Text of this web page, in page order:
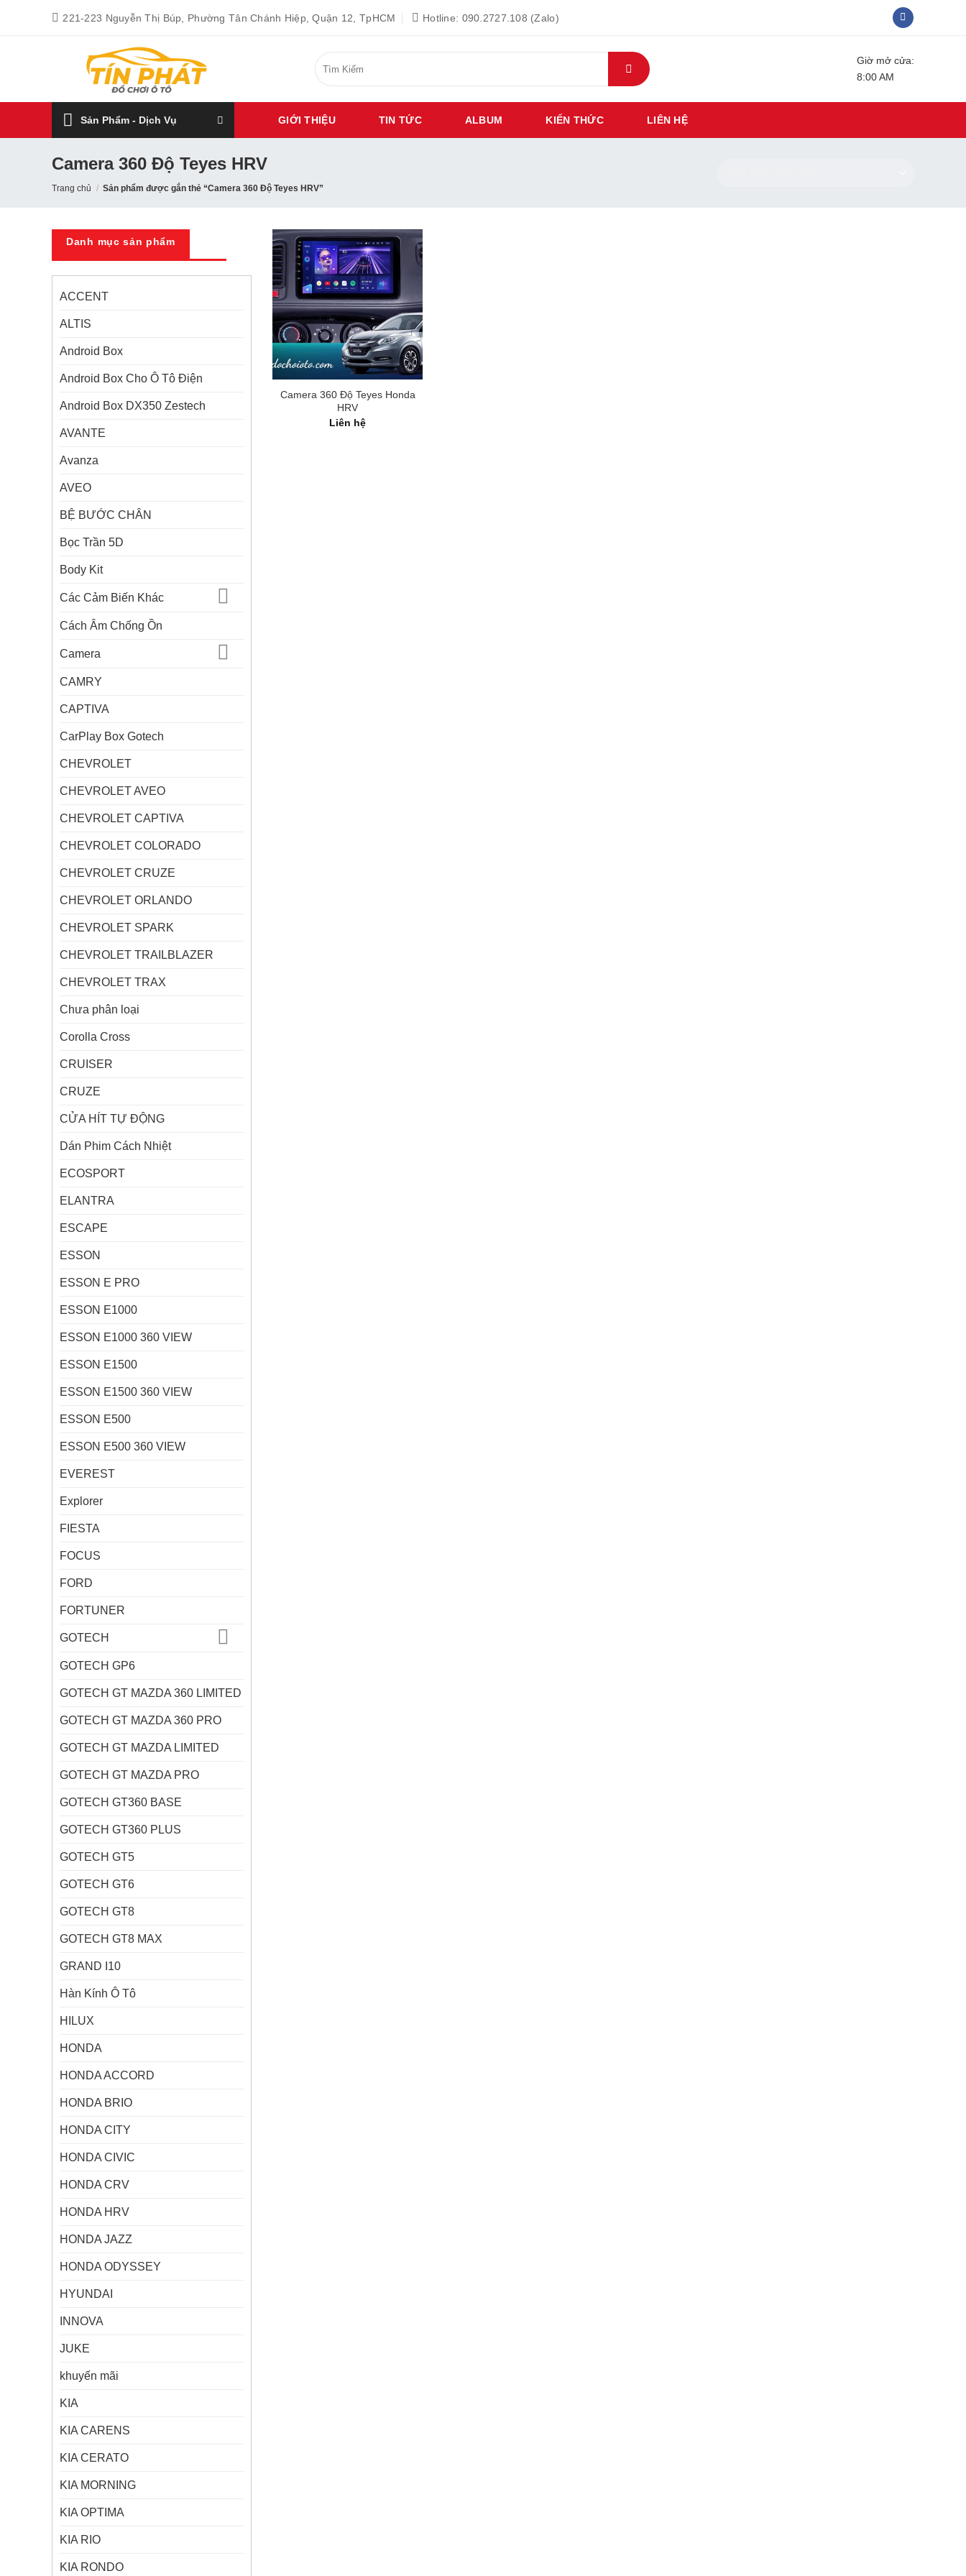
221-223 Nguyễn Thị Búp, Phường Tân Chánh Hiệp, Quận 12, TpHCM Hotline: 090.2727.108 (Zalo)
kiếm:
Giờ mở cửa:
8:00 AM
Sản Phẩm - Dịch Vụ GIỚI THIỆU TIN TỨC ALBUM KIẾN THỨC LIÊN HỆ
Camera 360 Độ Teyes HRV
Trang chủ / Sản phẩm được gắn thẻ “Camera 360 Độ Teyes HRV”
Danh mục sản phẩm
ACCENT
ALTIS
Android Box
Android Box Cho Ô Tô Điện
Android Box DX350 Zestech
AVANTE
Avanza
AVEO
BỆ BƯỚC CHÂN
Bọc Trần 5D
Body Kit
Các Cảm Biến Khác
Cách Âm Chống Ồn
Camera
CAMRY
CAPTIVA
CarPlay Box Gotech
CHEVROLET
CHEVROLET AVEO
CHEVROLET CAPTIVA
CHEVROLET COLORADO
CHEVROLET CRUZE
CHEVROLET ORLANDO
CHEVROLET SPARK
CHEVROLET TRAILBLAZER
CHEVROLET TRAX
Chưa phân loại
Corolla Cross
CRUISER
CRUZE
CỬA HÍT TỰ ĐỘNG
Dán Phim Cách Nhiệt
ECOSPORT
ELANTRA
ESCAPE
ESSON
ESSON E PRO
ESSON E1000
ESSON E1000 360 VIEW
ESSON E1500
ESSON E1500 360 VIEW
ESSON E500
ESSON E500 360 VIEW
EVEREST
Explorer
FIESTA
FOCUS
FORD
FORTUNER
GOTECH
GOTECH GP6
GOTECH GT MAZDA 360 LIMITED
GOTECH GT MAZDA 360 PRO
GOTECH GT MAZDA LIMITED
GOTECH GT MAZDA PRO
GOTECH GT360 BASE
GOTECH GT360 PLUS
GOTECH GT5
GOTECH GT6
GOTECH GT8
GOTECH GT8 MAX
GRAND I10
Hàn Kính Ô Tô
HILUX
HONDA
HONDA ACCORD
HONDA BRIO
HONDA CITY
HONDA CIVIC
HONDA CRV
HONDA HRV
HONDA JAZZ
HONDA ODYSSEY
HYUNDAI
INNOVA
JUKE
khuyến mãi
KIA
KIA CARENS
KIA CERATO
KIA MORNING
KIA OPTIMA
KIA RIO
KIA RONDO
Camera 360 Độ Teyes Honda
HRV
Liên hệ